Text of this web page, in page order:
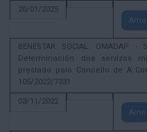
20/01/2025
BENESTAR SOCIAL.
Determinación dos servizos
prestado polo Concello de A
105/2022/7331
03/11/2022